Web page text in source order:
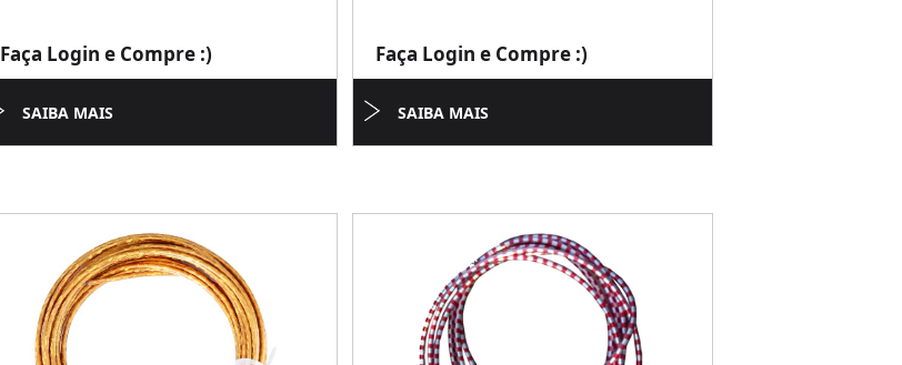
Faça Login e Compre :)
SAIBA MAIS
Faça Login e Compre :)
SAIBA MAIS